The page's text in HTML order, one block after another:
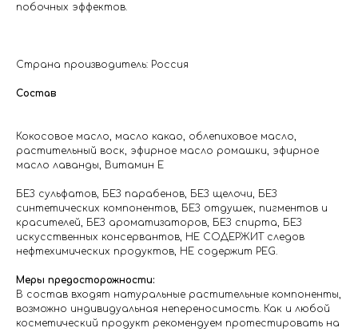
побочных эффектов.
Страна производитель: Россия
Состав
Кокосовое масло, масло какао, облепиховое масло,
растительный воск, эфирное масло ромашки, эфирное
масло лаванды, Витамин Е
БЕЗ сульфатов, БЕЗ парабенов, БЕЗ щелочи, БЕЗ
синтетических компонентов, БЕЗ отдушек, пигментов и
красителей, БЕЗ ароматизаторов, БЕЗ спирта, БЕЗ
искусственных консервантов, НЕ СОДЕРЖИТ следов
нефтехимических продуктов, НЕ содержит PEG.
Меры предосторожности:
В состав входят натуральные растительные компоненты,
возможно индивидуальная непереносимость. Как и любой
косметический продукт рекомендуем протестировать на